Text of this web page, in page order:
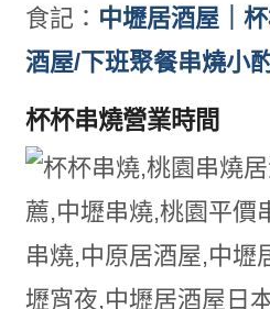
食記： 中壢居酒屋｜
酒屋/下班聚餐串燒小
杯杯串燒營業時間